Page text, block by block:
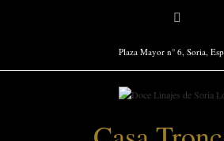
Plaza Mayor n° 6, Soria,